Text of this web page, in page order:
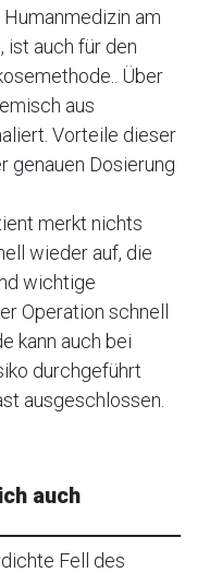
am
ist auch für den
Über
aus
Vorteile dieser
genauen Dosierung
merkt nichts
wieder auf, die
wichtige
Operation schnell
kann auch bei
durchgeführt
ausgeschlossen.
auch
Fell des